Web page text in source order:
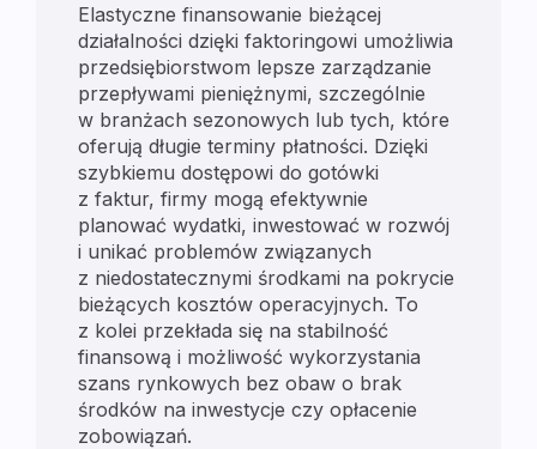
Elastyczne finansowanie bieżącej
działalności dzięki faktoringowi umożliwia
przedsiębiorstwom lepsze zarządzanie
przepływami pieniężnymi, szczególnie
w branżach sezonowych lub tych, które
oferują długie terminy płatności. Dzięki
szybkiemu dostępowi do gotówki
z faktur, firmy mogą efektywnie
planować wydatki, inwestować w rozwój
i unikać problemów związanych
z niedostatecznymi środkami na pokrycie
bieżących kosztów operacyjnych. To
z kolei przekłada się na stabilność
finansową i możliwość wykorzystania
szans rynkowych bez obaw o brak
środków na inwestycje czy opłacenie
zobowiązań.